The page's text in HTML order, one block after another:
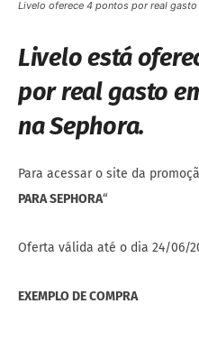
Livelo oferece 4 pontos por real gasto
Livelo está
por real gasto
na Sephora.
Para acessar o site da
PARA SEPHORA“
Oferta válida até o dia 24/06/
EXEMPLO DE COMPRA